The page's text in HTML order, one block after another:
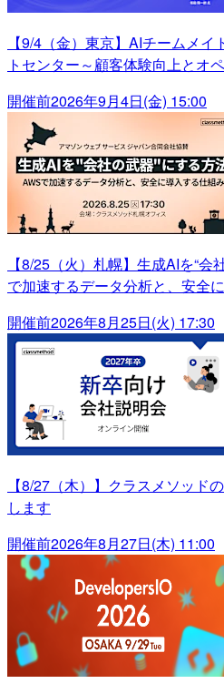
【9/4（金）東京】AIチームメ
トセンター～顧客体験向上とオ
開催前2026年9月4日(金) 15:00
【8/25（火）札幌】生成AIを“
で加速するデータ分析と、安全
開催前2026年8月25日(火) 17:30
【8/27（木）】クラスメソッド
します
開催前2026年8月27日(木) 11:00